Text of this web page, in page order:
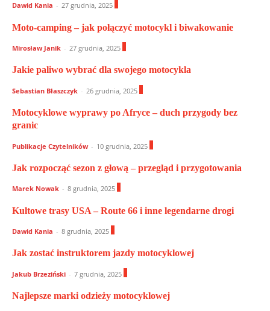
Dawid Kania - 27 grudnia, 2025
Moto-camping – jak połączyć motocykl i biwakowanie
Mirosław Janik - 27 grudnia, 2025
Jakie paliwo wybrać dla swojego motocykla
Sebastian Błaszczyk - 26 grudnia, 2025
Motocyklowe wyprawy po Afryce – duch przygody bez
granic
Publikacje Czytelników - 10 grudnia, 2025
Jak rozpocząć sezon z głową – przegląd i przygotowania
Marek Nowak - 8 grudnia, 2025
Kultowe trasy USA – Route 66 i inne legendarne drogi
Dawid Kania - 8 grudnia, 2025
Jak zostać instruktorem jazdy motocyklowej
Jakub Brzeziński - 7 grudnia, 2025
Najlepsze marki odzieży motocyklowej